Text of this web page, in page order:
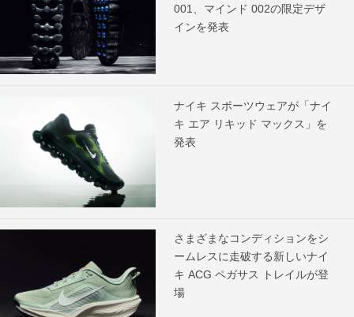
001、マインド 002の限定デザ
インを発表
ナイキ スポーツウェアが「ナイ
キ エア リキッド マックス」を
発表
さまざまなコンディションをシ
ームレスに走破する新しいナイ
キ ACG ペガサス トレイルが登
場